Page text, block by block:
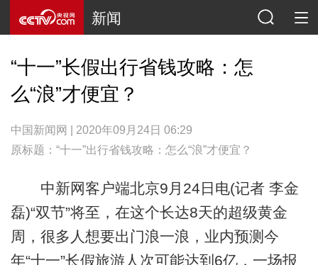
新闻
“十一”长假出行省钱攻略：怎
么“浪”才便宜？
中国新闻网 | 2020年09月24日 06:29
原标题：“十一”出行省钱攻略：怎么“浪”才便宜？
中新网客户端北京9月24日电(记者 李金
磊)“双节”将至，在这个长达8天的超级黄金
周，很多人想要出门浪一浪，业内预测今
年“十一”长假旅游人次可能达到6亿，一场报